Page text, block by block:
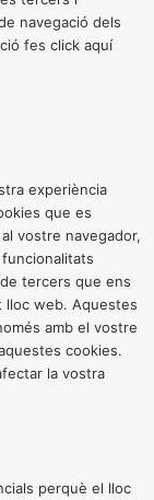
navegació dels
fes click aquí
experiència
que es
vostre navegador,
tercers que ens
lloc web. Aquestes
amb el vostre
cookies.
la vostra
perquè el lloc